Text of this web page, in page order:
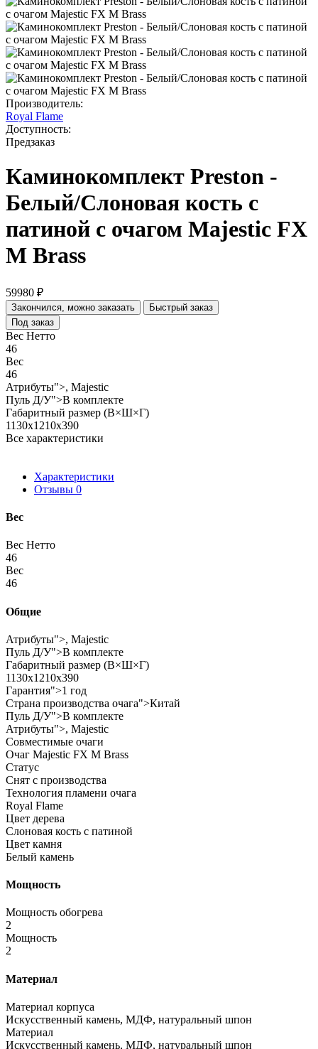
Производитель:
Royal Flame
Доступность:
Предзаказ
Каминокомплект Preston -
Белый/Слоновая кость с
патиной с очагом Majestic FX
M Brass
59980 ₽
Закончился, можно заказать
Быстрый заказ
Под заказ
Вес Нетто
46
Вес
46
Атрибуты">, Majestic
Пуль Д/У">В комплекте
Габаритный размер (В×Ш×Г)
1130x1210x390
Все характеристики
Характеристики
Отзывы 0
Вес
Вес Нетто
46
Вес
46
Общие
Атрибуты">, Majestic
Пуль Д/У">В комплекте
Габаритный размер (В×Ш×Г)
1130x1210x390
Гарантия">1 год
Страна производства очага">Китай
Пуль Д/У">В комплекте
Атрибуты">, Majestic
Совместимые очаги
Очаг Majestic FX M Brass
Статус
Снят с производства
Технология пламени очага
Royal Flame
Цвет дерева
Слоновая кость с патиной
Цвет камня
Белый камень
Мощность
Мощность обогрева
2
Мощность
2
Материал
Материал корпуса
Искусственный камень, МДФ, натуральный шпон
Материал
Искусственный камень, МДФ, натуральный шпон